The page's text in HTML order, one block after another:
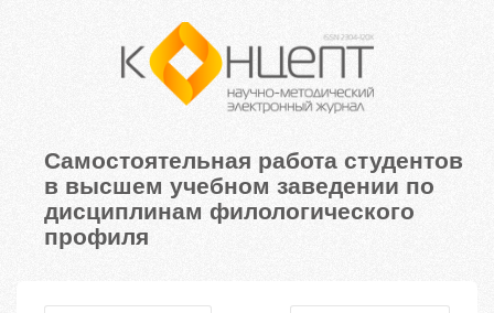
Самостоятельная работа студентов
в высшем учебном заведении по
дисциплинам филологического
профиля